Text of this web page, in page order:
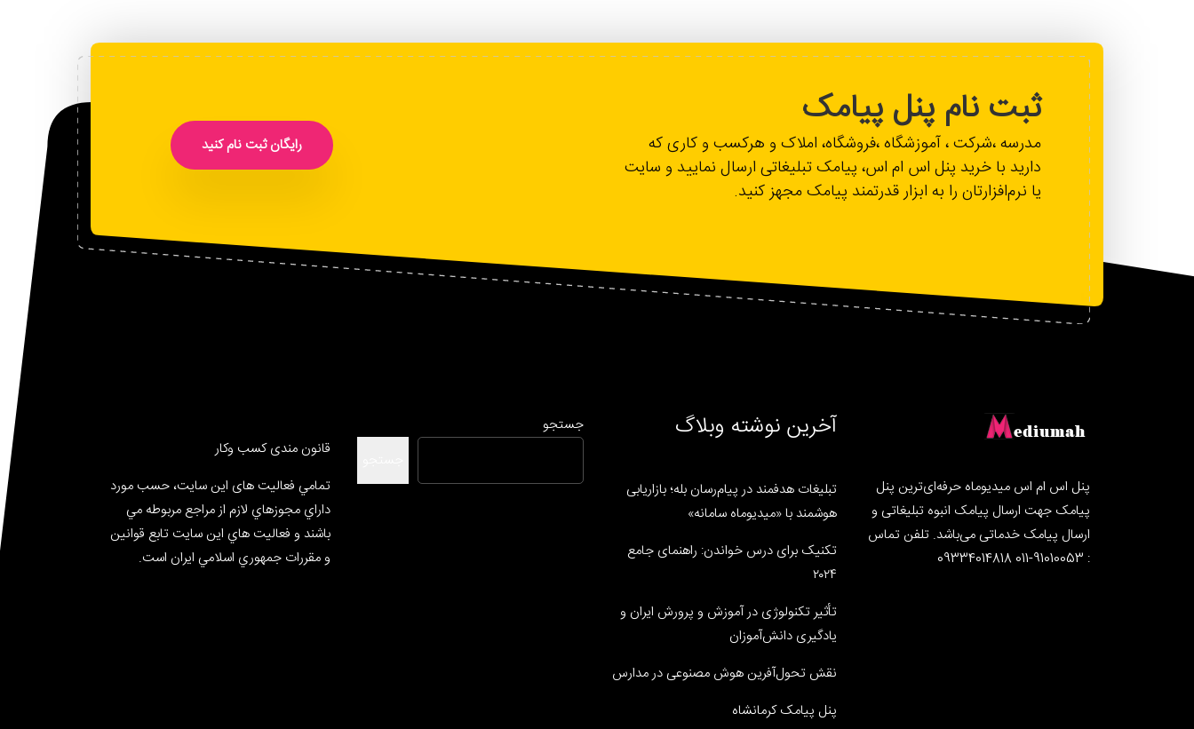
ثبت نام پنل پیامک
مدرسه ،شرکت ، آموزشگاه ،فروشگاه، املاک و هرکسب و کاری که
دارید با خرید پنل اس ام اس، پیامک تبلیغاتی ارسال نمایید و سایت
یا نرم‌افزارتان را به ابزار قدرتمند پیامک مجهز کنید.
رایگان ثبت نام کنید
پنل اس ام اس میدیوماه حرفه‌ای‌ترین پنل
پیامک جهت ارسال پیامک انبوه تبلیغاتی و
ارسال پیامک خدماتی می‌باشد. تلفن تماس
: 91010053-011 09334014818
آخرین نوشته وبلاگ
تبلیغات هدفمند در پیام‌رسان بله؛ بازاریابی
هوشمند با «میدیوماه سامانه»
تکنیک برای درس خواندن: راهنمای جامع
۲۰۲۴
تأثیر تکنولوژی در آموزش و پرورش ایران و
یادگیری دانش‌آموزان
نقش تحول‌آفرین هوش مصنوعی در مدارس
پنل پیامک کرمانشاه
جستجو
قانون مندی کسب وکار
تمامي فعالیت های این سایت، حسب مورد
داراي مجوزهاي لازم از مراجع مربوطه مي
باشند و فعاليت هاي اين سايت تابع قوانين
و مقررات جمهوري اسلامي ايران است.